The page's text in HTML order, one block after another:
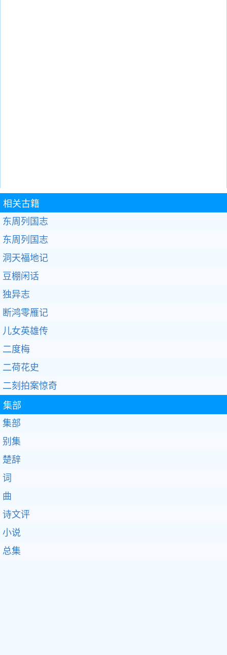
相关古籍
东周列国志
东周列国志
洞天福地记
豆棚闲话
独异志
断鸿零雁记
儿女英雄传
二度梅
二荷花史
二刻拍案惊奇
集部
集部
别集
楚辞
词
曲
诗文评
小说
总集